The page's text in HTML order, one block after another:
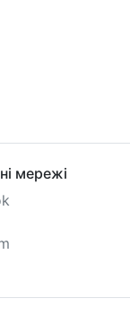
мережі